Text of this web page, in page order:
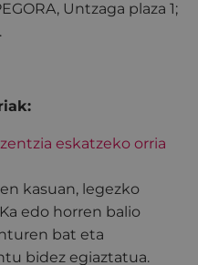
Untzaga plaza 1;
eskatzeko orria
kasuan, legezko
edo horren balio
bat eta
bidez egiaztatua.